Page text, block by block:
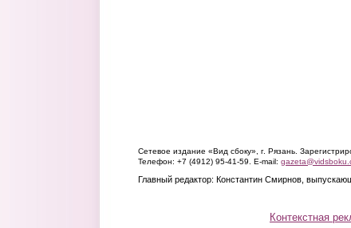
Сетевое издание «Вид сбоку», г. Рязань.
Телефон: +7 (4912) 95-41-59. E-mail:
Главный редактор: Константин Смирнов,
Контекстная